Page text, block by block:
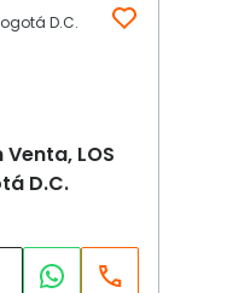
D.C.
LOS
D.C.